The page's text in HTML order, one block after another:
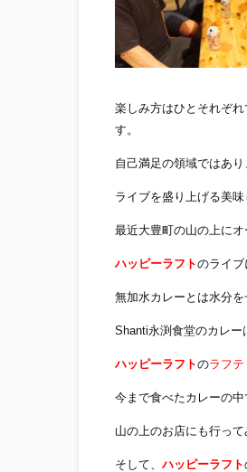
楽しみ方はひとそれぞ
す。
自己満足の領域ではあ
ライブを盛り上げる美
最近大豊町の山の上にオ
ハッピーラフトのライブ
無加水カレーとは水分
Shanti永渕食堂のカレー
ハッピーラフトのラフ
今まで食べたカレーの中
山の上のお店にも行っ
そして、 ハッピーラフト